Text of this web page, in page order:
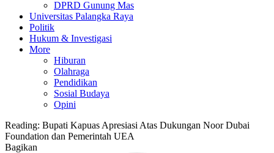
DPRD Gunung Mas
Universitas Palangka Raya
Politik
Hukum & Investigasi
More
Hiburan
Olahraga
Pendidikan
Sosial Budaya
Opini
Reading: Bupati Kapuas Apresiasi Atas Dukungan Noor Dubai
Foundation dan Pemerintah UEA
Bagikan